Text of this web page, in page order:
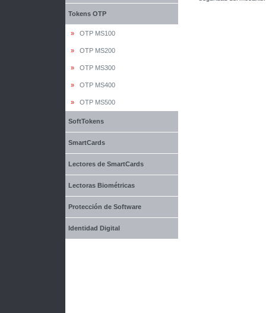
Tokens OTP
» OTP MS100
» OTP MS200
» OTP MS300
» OTP MS400
» OTP MS500
SoftTokens
SmartCards
Lectores de SmartCards
Lectoras Biométricas
Protección de Software
Identidad Digital